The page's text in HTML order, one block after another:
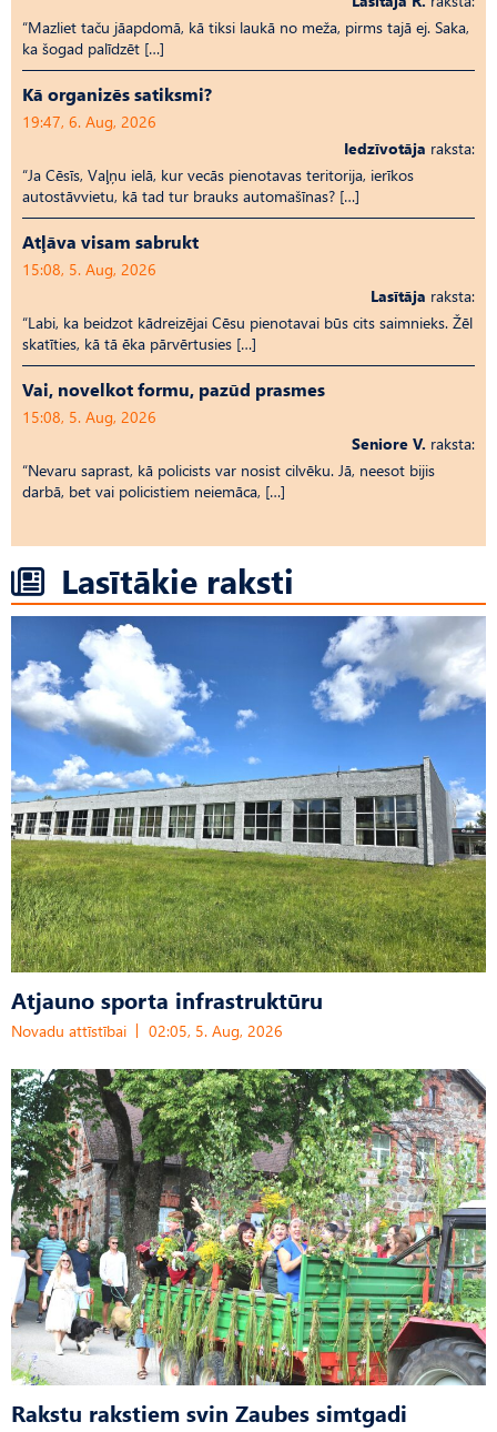
“Mazliet taču jāapdomā, kā tiksi laukā no meža, pirms tajā ej. Saka,
ka šogad palīdzēt […]
Kā organizēs satiksmi?
19:47, 6. Aug, 2026
Iedzīvotāja raksta:
“Ja Cēsīs, Vaļņu ielā, kur vecās pienotavas teritorija, ierīkos
autostāvvietu, kā tad tur brauks automašīnas? […]
Atļāva visam sabrukt
15:08, 5. Aug, 2026
Lasītāja raksta:
“Labi, ka beidzot kādreizējai Cēsu pienotavai būs cits saimnieks. Žēl
skatīties, kā tā ēka pārvērtusies […]
Vai, novelkot formu, pazūd prasmes
15:08, 5. Aug, 2026
Seniore V. raksta:
“Nevaru saprast, kā policists var nosist cilvēku. Jā, neesot bijis
darbā, bet vai policistiem neiemāca, […]
Lasītākie raksti
Atjauno sporta infrastruktūru
Novadu attīstībai 02:05, 5. Aug, 2026
Rakstu rakstiem svin Zaubes simtgadi